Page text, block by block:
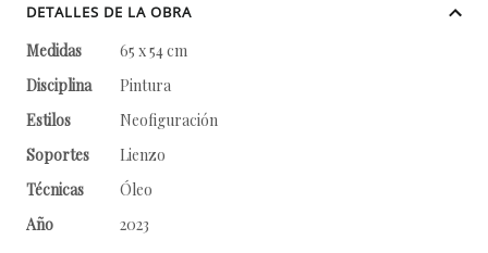
DETALLES DE LA OBRA
Medidas
65 x 54 cm
Disciplina
Pintura
Estilos
Neofiguración
Soportes
Lienzo
Técnicas
Óleo
Año
2023